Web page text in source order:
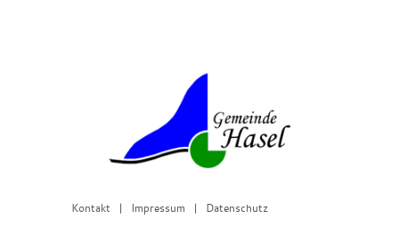
Kontakt | Impressum | Datenschutz